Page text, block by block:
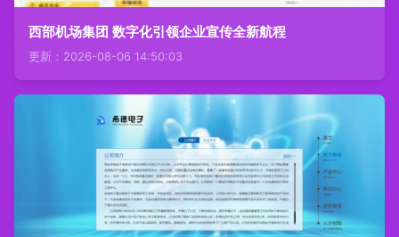
西部机场集团 数字化引领企业宣传全新航程
更新：2026-08-06 14:50:03